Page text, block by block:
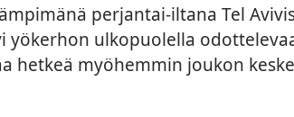
perjantai-iltana Tel
yökerhon ulkopuolella
hetkeä myöhemmin joukon